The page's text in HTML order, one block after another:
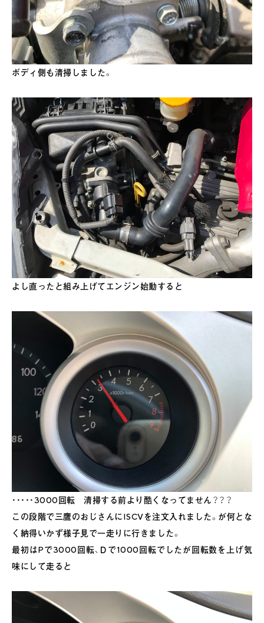
ボディ側も清掃しました。
よし直ったと組み上げてエンジン始動すると
・・・・・3000回転 清掃する前より酷くなってません？？？
この段階で三鷹のおじさんにISCVを注文入れました。が何とな
く納得いかず様子見で一走りに行きました。
最初はPで3000回転、Ｄで1000回転でしたが回転数を上げ気
味にして走ると